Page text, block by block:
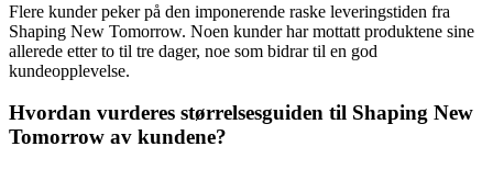
Flere kunder peker på den imponerende raske leveringstiden fra
Shaping New Tomorrow. Noen kunder har mottatt produktene sine
allerede etter to til tre dager, noe som bidrar til en god
kundeopplevelse.
Hvordan vurderes størrelsesguiden til Shaping New
Tomorrow av kundene?